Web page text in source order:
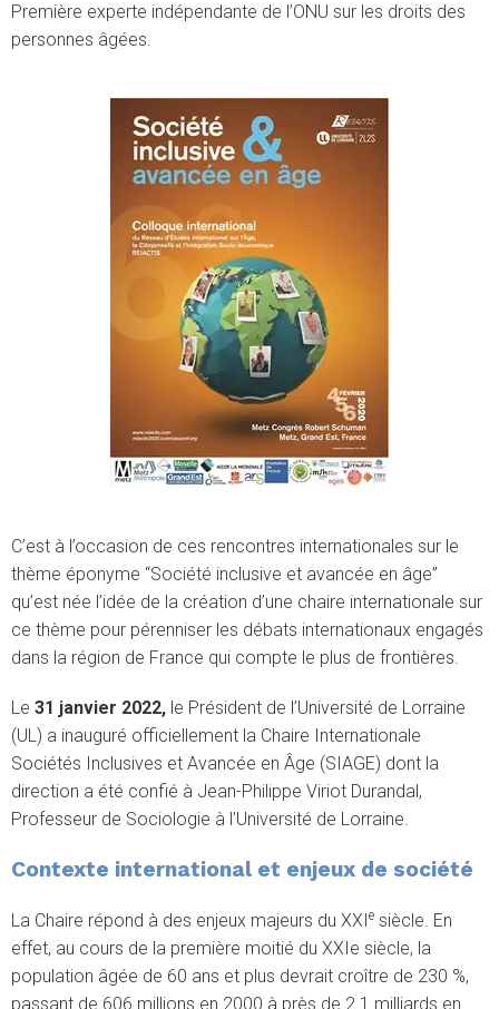
Première experte indépendante de l’ONU sur les droits des
personnes âgées.
C’est à l’occasion de ces rencontres internationales sur le
thème éponyme “Société inclusive et avancée en âge”
qu’est née l’idée de la création d’une chaire internationale sur
ce thème pour pérenniser les débats internationaux engagés
dans la région de France qui compte le plus de frontières.
Le 31 janvier 2022, le Président de l’Université de Lorraine
(UL) a inauguré officiellement la Chaire Internationale
Sociétés Inclusives et Avancée en Âge (SIAGE) dont la
direction a été confié à Jean-Philippe Viriot Durandal,
Professeur de Sociologie à l’Université de Lorraine.
Contexte international et enjeux de société
La Chaire répond à des enjeux majeurs du XXIe siècle. En
effet, au cours de la première moitié du XXIe siècle, la
population âgée de 60 ans et plus devrait croître de 230 %,
passant de 606 millions en 2000 à près de 2.1 milliards en